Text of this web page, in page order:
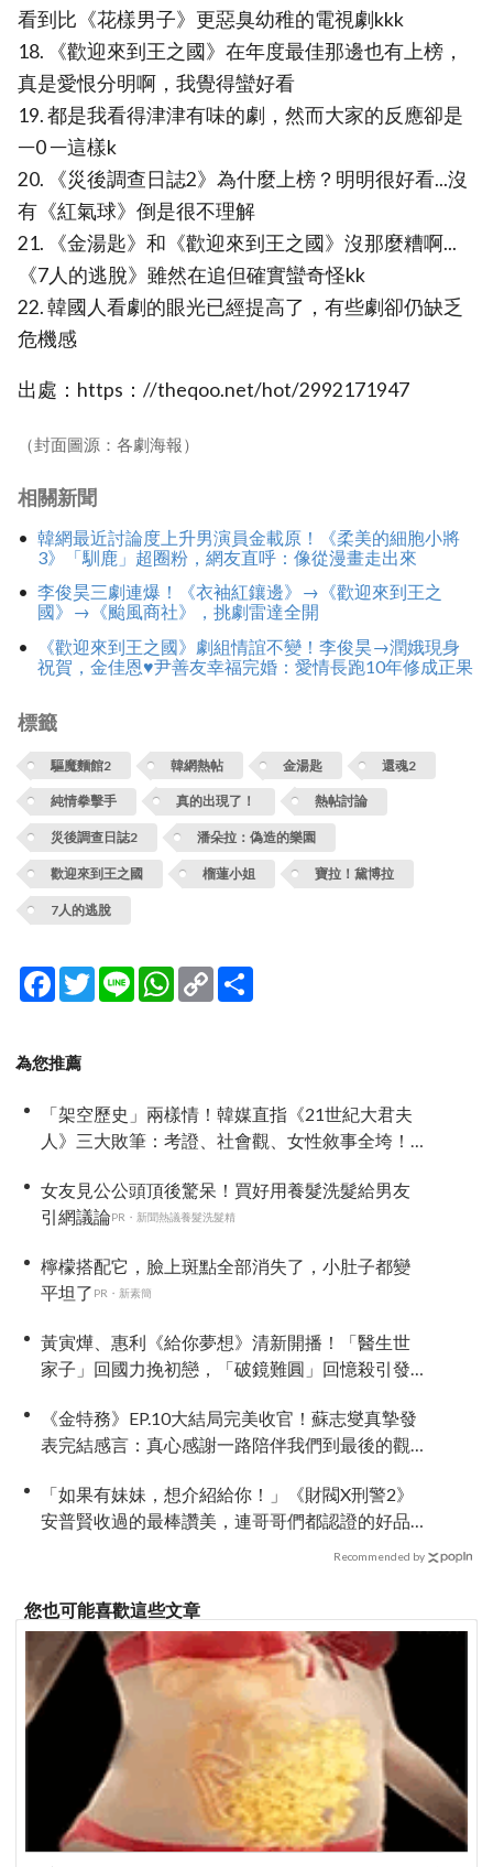
看到比《花樣男子》更惡臭幼稚的電視劇kkk
18. 《歡迎來到王之國》在年度最佳那邊也有上榜，
真是愛恨分明啊，我覺得蠻好看
19. 都是我看得津津有味的劇，然而大家的反應卻是
ᅳ0 ᅳ這樣k
20. 《災後調查日誌2》為什麼上榜？明明很好看...沒
有《紅氣球》倒是很不理解
21. 《金湯匙》和《歡迎來到王之國》沒那麼糟啊...
《7人的逃脫》雖然在追但確實蠻奇怪kk
22. 韓國人看劇的眼光已經提高了，有些劇卻仍缺乏
危機感
出處：https：//theqoo.net/hot/2992171947
（封面圖源：各劇海報）
相關新聞
韓網最近討論度上升男演員金載原！《柔美的細胞小將
3》「馴鹿」超圈粉，網友直呼：像從漫畫走出來
李俊昊三劇連爆！《衣袖紅鑲邊》→《歡迎來到王之
國》→《颱風商社》，挑劇雷達全開
《歡迎來到王之國》劇組情誼不變！李俊昊→潤娥現身
祝賀，金佳恩♥尹善友幸福完婚：愛情長跑10年修成正果
標籤
驅魔麵館2 韓網熱帖 金湯匙 還魂2
純情拳擊手 真的出現了！ 熱帖討論
災後調查日誌2 潘朵拉：偽造的樂園
歡迎來到王之國 榴蓮小姐 寶拉！黛博拉
7人的逃脫
Facebook
TwitterLine WhatsApp
Copy
Link
為您推薦
「架空歷史」兩樣情！韓媒直指《21世紀大君夫
人》三大敗筆：考證、社會觀、女性敘事全垮！
女友見公公頭頂後驚呆！買好用養髮洗髮給男友
引網議論PR・新聞熱議養髮洗髮精
檸檬搭配它，臉上斑點全部消失了，小肚子都變
平坦了 PR・新素簡
黃寅燁、惠利《給你夢想》清新開播！「醫生世
家子」回國力挽初戀，「破鏡難圓」回憶殺引發
《金特務》EP.10大結局完美收官！蘇志燮真摯發
表完結感言：真心感謝一路陪伴我們到最後的觀
「如果有妹妹，想介紹給你！」《財閥X刑警2》
安普賢收過的最棒讚美，連哥哥們都認證的好品
Recommended by
您也可能喜歡這些文章